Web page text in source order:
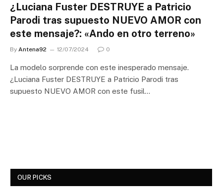
¿Luciana Fuster DESTRUYE a Patricio
Parodi tras supuesto NUEVO AMOR con
este mensaje?: «Ando en otro terreno»
By Antena92 12/07/2024 0
La modelo sorprende con este inesperado mensaje.
¿Luciana Fuster DESTRUYE a Patricio Parodi tras
supuesto NUEVO AMOR con este fusil…
OUR PICKS